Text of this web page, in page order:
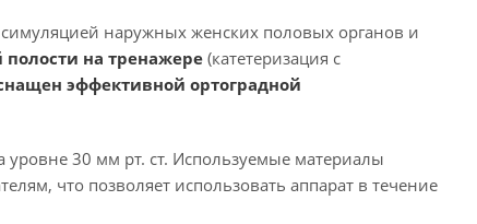
наружных женских половых органов и
на тренажере (катетеризация с
эффективной ортоградной
30 мм рт. ст. Используемые материалы
что позволяет использовать аппарат в течение